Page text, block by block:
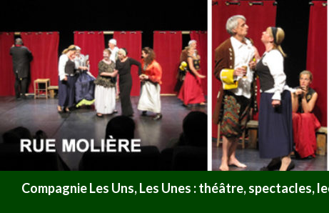
Compagnie Les Uns, Les Unes : théâtre, spectacles,